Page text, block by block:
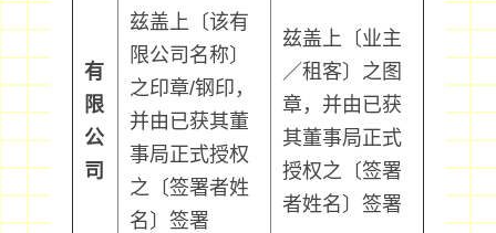
有
限
公
司
兹盖上〔该有
限公司名称〕
之印章/钢印，
并由已获其董
事局正式授权
之〔签署者姓
名〕签署
兹盖上〔业主
／租客〕之图
章，并由已获
其董事局正式
授权之〔签署
者姓名〕签署